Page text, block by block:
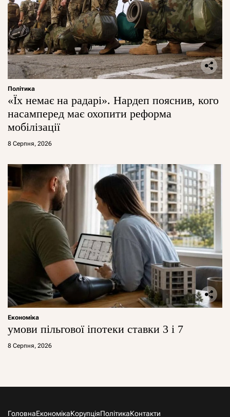
Політика
«Їх немає на радарі». Нардеп пояснив, кого
насамперед має охопити реформа
мобілізації
8 Серпня, 2026
Економіка
умови пільгової іпотеки ставки 3 і 7
8 Серпня, 2026
ГоловнаЕкономікаКорупціяПолітикаКонтакти